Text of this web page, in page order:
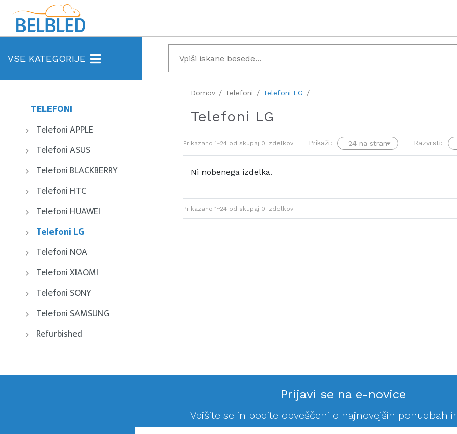
VSE KATEGORIJE
TELEFONI
Telefoni APPLE
Telefoni ASUS
Telefoni BLACKBERRY
Telefoni HTC
Telefoni HUAWEI
Telefoni LG
Telefoni NOA
Telefoni XIAOMI
Telefoni SONY
Telefoni SAMSUNG
Refurbished
Domov Telefoni Telefoni LG
Telefoni LG
Prikazano 1~24od skupaj 0 izdelkov Prikaži: Razvrsti:
Ni nobenega izdelka.
Prikazano 1~24od skupaj 0 izdelkov
Prijavi se na e-novice
Vpišite se in bodite obveščeni o najnovejših ponudbah